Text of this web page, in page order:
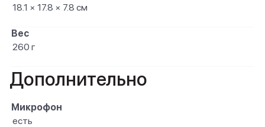
18.1 × 17.8 × 7.8 см
Вес
260 г
Дополнительно
Микрофон
есть